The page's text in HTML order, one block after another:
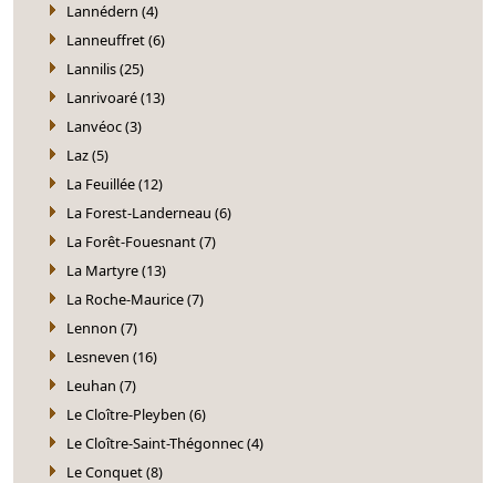
Lannédern (4)
Lanneuffret (6)
Lannilis (25)
Lanrivoaré (13)
Lanvéoc (3)
Laz (5)
La Feuillée (12)
La Forest-Landerneau (6)
La Forêt-Fouesnant (7)
La Martyre (13)
La Roche-Maurice (7)
Lennon (7)
Lesneven (16)
Leuhan (7)
Le Cloître-Pleyben (6)
Le Cloître-Saint-Thégonnec (4)
Le Conquet (8)